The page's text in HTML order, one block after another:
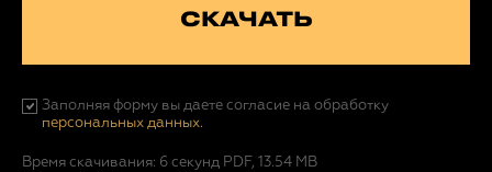
СКАЧАТЬ
Заполняя форму вы даете согласие на обработку
персональных данных.
Время скачивания: 6 секунд PDF, 13.54 MB